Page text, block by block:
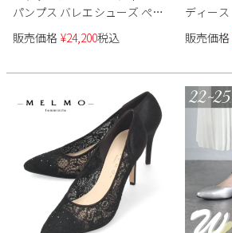
パンプス バレエシューズ ぺた
んこ 本革 靴 撥水 ラボキゴシワ
ークス RABOKIGOSHI works
販売価格 ¥24,200税込
ディース
販売価格